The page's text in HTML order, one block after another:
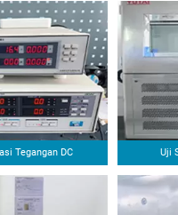
Tegangan DC Uji